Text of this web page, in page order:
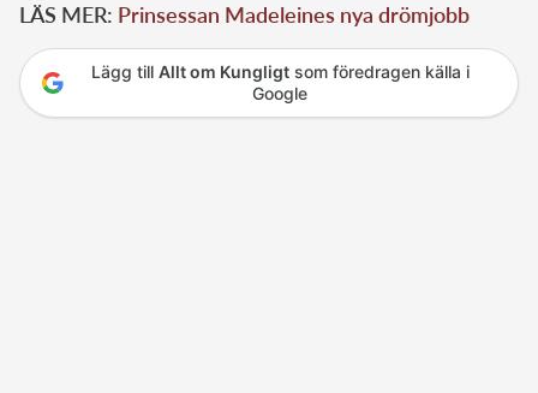
LÄS MER: Prinsessan Madeleines nya drömjobb
Lägg till Allt om Kungligtsom föredragen källa i
Google